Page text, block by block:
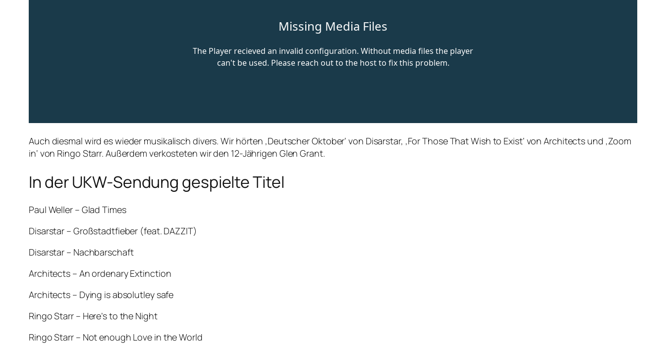
Auch diesmal wird es wieder musikalisch divers. Wir hörten ‚Deutscher Oktober‘ von Disarstar, ‚For Those That Wish to Exist‘ von Architects und ‚Zoom
in‘ von Ringo Starr. Außerdem verkosteten wir den 12-Jährigen Glen Grant.
In der UKW-Sendung gespielte Titel
Paul Weller – Glad Times
Disarstar – Großstadtfieber (feat. DAZZIT)
Disarstar – Nachbarschaft
Architects – An ordenary Extinction
Architects – Dying is absolutley safe
Ringo Starr – Here’s to the Night
Ringo Starr – Not enough Love in the World